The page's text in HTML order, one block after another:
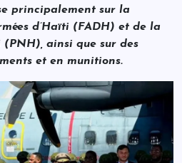
principalement sur la
d’Haïti (FADH) et de la
ainsi que sur des
et en munitions.